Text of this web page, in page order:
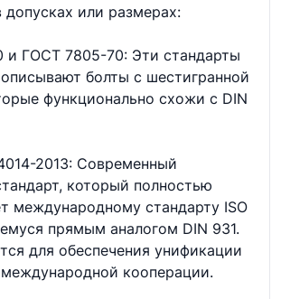
допусках или размерах:
и ГОСТ 7805-70: Эти стандарты
болты с шестигранной
функционально схожи с DIN
2013: Современный
который полностью
международному стандарту ISO
прямым аналогом DIN 931.
для обеспечения унификации
кооперации.